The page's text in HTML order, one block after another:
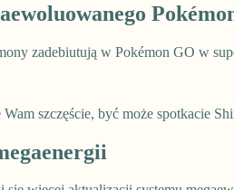
zadebiutują w Pokémon GO w
Wam szczęście, być może spotkacie